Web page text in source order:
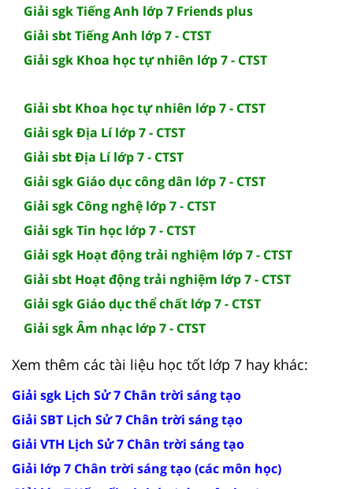
Giải sgk Tiếng Anh lớp 7 Friends plus
Giải sbt Tiếng Anh lớp 7 - CTST
Giải sgk Khoa học tự nhiên lớp 7 - CTST
Giải sbt Khoa học tự nhiên lớp 7 - CTST
Giải sgk Địa Lí lớp 7 - CTST
Giải sbt Địa Lí lớp 7 - CTST
Giải sgk Giáo dục công dân lớp 7 - CTST
Giải sgk Công nghệ lớp 7 - CTST
Giải sgk Tin học lớp 7 - CTST
Giải sgk Hoạt động trải nghiệm lớp 7 - CTST
Giải sbt Hoạt động trải nghiệm lớp 7 - CTST
Giải sgk Giáo dục thể chất lớp 7 - CTST
Giải sgk Âm nhạc lớp 7 - CTST
Xem thêm các tài liệu học tốt lớp 7 hay khác:
Giải sgk Lịch Sử 7 Chân trời sáng tạo
Giải SBT Lịch Sử 7 Chân trời sáng tạo
Giải VTH Lịch Sử 7 Chân trời sáng tạo
Giải lớp 7 Chân trời sáng tạo (các môn học)